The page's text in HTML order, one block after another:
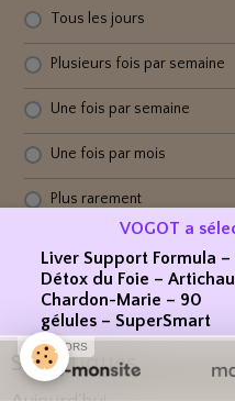
Tous les jours
Plusieurs fois par semaine
Une fois par semaine
Une fois par mois
Plus rarement
Voter Voir les
Statistiques
VOGOT a
Liver Support Formula –
Détox du Foie –
Chardon-Marie – 90
gélules – SuperSmart
SPONSORS